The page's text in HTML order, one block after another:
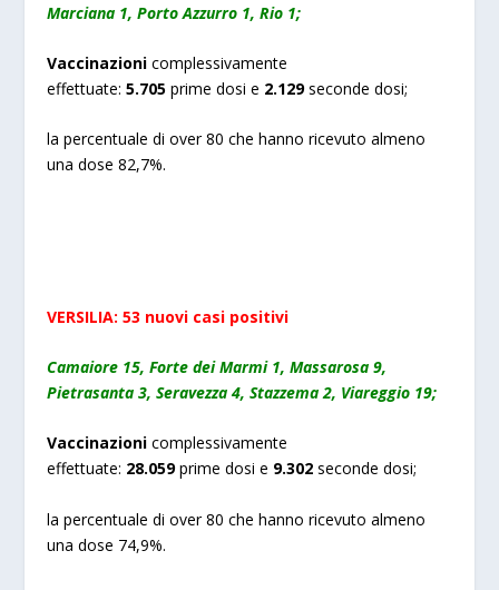
Marciana 1, Porto Azzurro 1, Rio 1;
Vaccinazioni complessivamente
effettuate:5.705 prime dosi e 2.129 seconde dosi;
la percentuale di over 80 che hanno ricevuto almeno
una dose 82,7%.
VERSILIA: 53 nuovi casi positivi
Camaiore 15, Forte dei Marmi 1, Massarosa 9,
Pietrasanta 3, Seravezza 4, Stazzema 2, Viareggio 19;
Vaccinazioni complessivamente
effettuate: 28.059 prime dosi e 9.302 seconde dosi;
la percentuale di over 80 che hanno ricevuto almeno
una dose 74,9%.